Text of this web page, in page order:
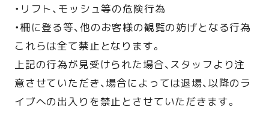
・リフト、モッシュ等の危険行為
・柵に登る等、他のお客様の観覧の妨げとなる行為
これらは全て禁止となります。
上記の行為が見受けられた場合、スタッフより注
意させていただき、場合によっては退場、以降のラ
イブへの出入りを禁止とさせていただきます。